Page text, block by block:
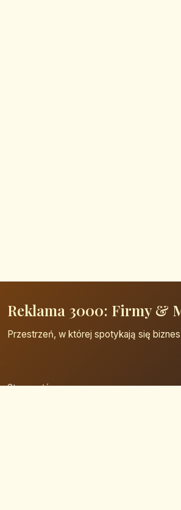
Reklama 3000: Firmy &
Przestrzeń, w której spotykają się
Strona główna